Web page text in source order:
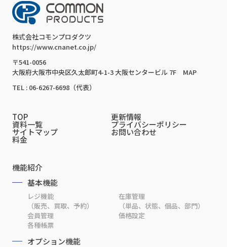
株式会社コモンプロダクツ
https://www.cnanet.co.jp/
〒541-0056
大阪府大阪市中央区久太郎町4-1-3 大阪センタービル 7F
MAP
TEL : 06-6267-6698（代表）
TOP 更新情報
資料一覧 プライバシーポリシー
サイトマップ お問い合わせ
料金
機能紹介
基本機能
レジ機能
（販売、買取、予約）
在庫管理
（単品、状態、個品、部門）
会員管理
価格設定
各種帳票
オプション機能